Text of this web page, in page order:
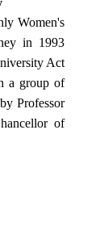
Women's
in 1993
Act
a group of
Professor
of